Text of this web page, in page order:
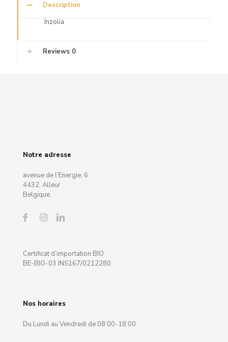
Description
Inzolia
Reviews 0
Notre adresse
avenue de l'Energie, 6
4432, Alleur
Belgique
Certificat d’importation BIO
BE-BIO-03 INS167/0212280
Nos horaires
Du Lundi au Vendredi de 08:00-18:00